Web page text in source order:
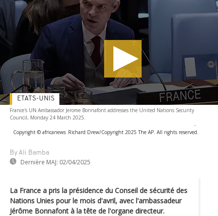
France's UN Ambassador Jerome Bonnafont addresses the United Nations Security
Council, Monday 24 March 2025.
-
Copyright © africanews Richard Drew/Copyright 2025 The AP. All rights reserved.
By Ali Bamba
Dernière MAJ: 02/04/2025
ETATS-UNIS
La France a pris la présidence du Conseil de sécurité des
Nations Unies pour le mois d'avril, avec l'ambassadeur
Jérôme Bonnafont à la tête de l'organe directeur.